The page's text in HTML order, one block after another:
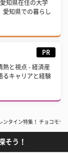
知県在住の大学
愛知県での暮らし
PR
熱と視点 - 経済産
るキャリアと経験
ンタイン特集！ チョコモチ
そう！